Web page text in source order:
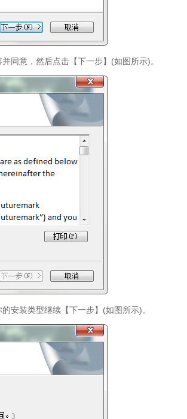
意，然后点击【下一步】(如图所示)。
装类型继续【下一步】(如图所示)。